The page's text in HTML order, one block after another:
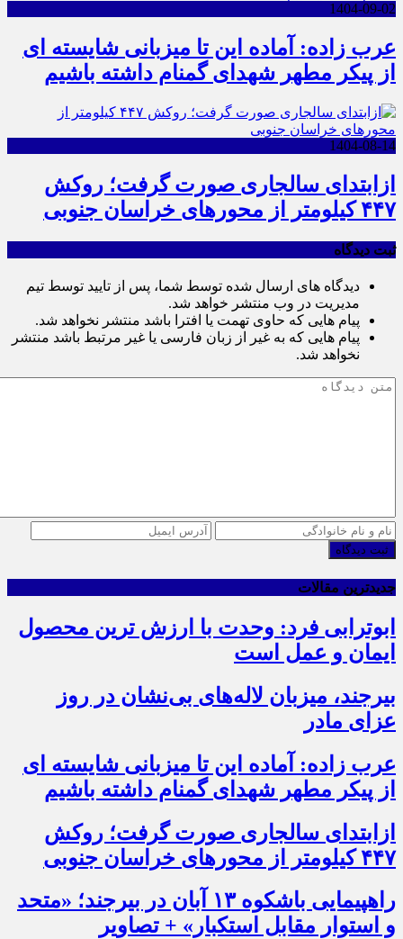
1404-09-02
عرب زاده: آماده این تا میزبانی شایسته ای
از پیکر مطهر شهدای گمنام داشته باشیم
1404-08-14
ازابتدای سالجاری صورت گرفت؛ روکش
۴۴۷ کیلومتر از محورهای خراسان جنوبی
ثبت دیدگاه
دیدگاه های ارسال شده توسط شما، پس از تایید توسط تیم
مدیریت در وب منتشر خواهد شد.
پیام هایی که حاوی تهمت یا افترا باشد منتشر نخواهد شد.
پیام هایی که به غیر از زبان فارسی یا غیر مرتبط باشد منتشر
نخواهد شد.
ثبت دیدگاه
جدیدترین مقالات
ابوترابی فرد: وحدت با ارزش ترین محصول
ایمان و عمل است
بیرجند، میزبان لاله‌های بی‌نشان در روز
عزای مادر
عرب زاده: آماده این تا میزبانی شایسته ای
از پیکر مطهر شهدای گمنام داشته باشیم
ازابتدای سالجاری صورت گرفت؛ روکش
۴۴۷ کیلومتر از محورهای خراسان جنوبی
راهپیمایی باشکوه ۱۳ آبان در بیرجند؛ «متحد
و استوار مقابل استکبار» + تصاویر